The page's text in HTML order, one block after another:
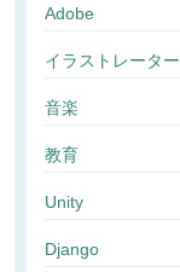
Adobe
イラストレーター
音楽
教育
Unity
Django